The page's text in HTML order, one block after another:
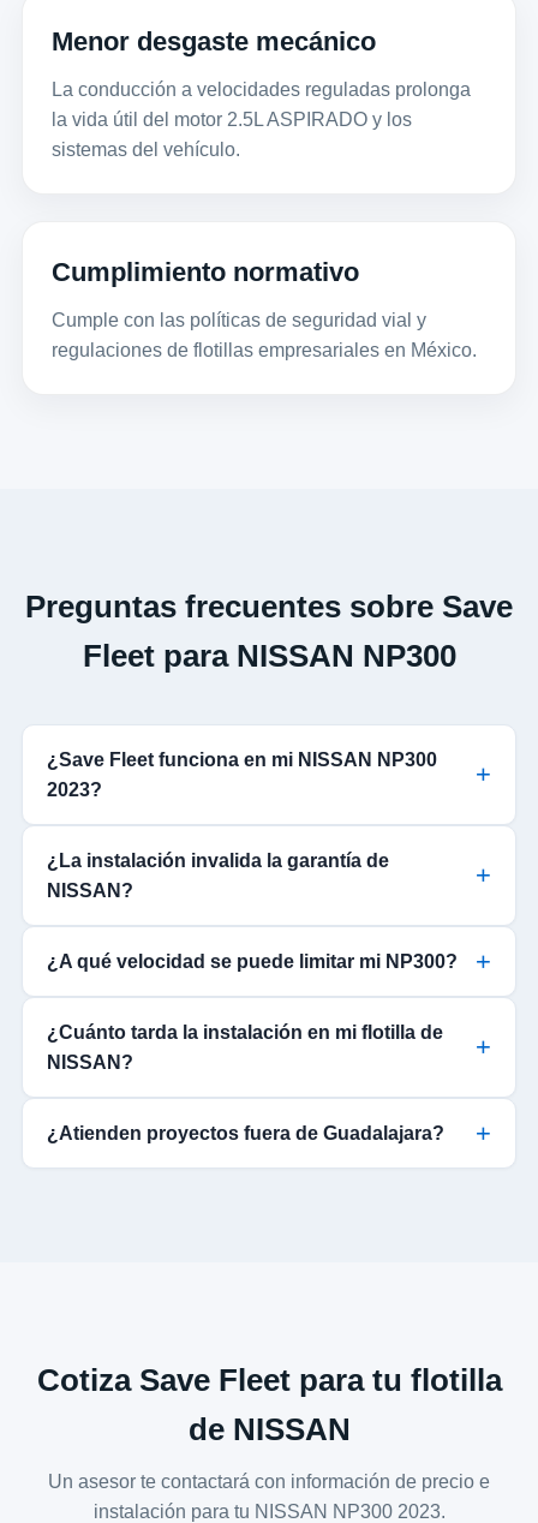
Menor desgaste mecánico
La conducción a velocidades reguladas prolonga
la vida útil del motor 2.5L ASPIRADO y los
sistemas del vehículo.
Cumplimiento normativo
Cumple con las políticas de seguridad vial y
regulaciones de flotillas empresariales en México.
Preguntas frecuentes sobre Save
Fleet para NISSAN NP300
¿Save Fleet funciona en mi NISSAN NP300
2023?
¿La instalación invalida la garantía de
NISSAN?
¿A qué velocidad se puede limitar mi NP300?
¿Cuánto tarda la instalación en mi flotilla de
NISSAN?
¿Atienden proyectos fuera de Guadalajara?
Cotiza Save Fleet para tu flotilla
de NISSAN
Un asesor te contactará con información de precio e
instalación para tu NISSAN NP300 2023.